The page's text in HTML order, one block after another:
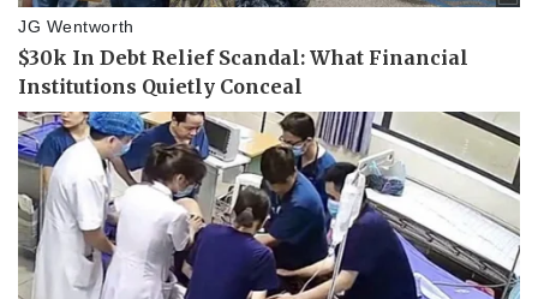
eSports
Hậu trường